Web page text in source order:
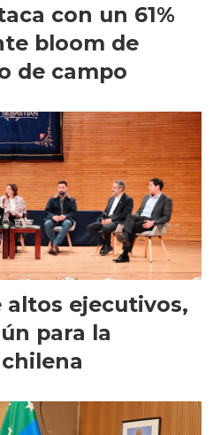
con un 61%
bloom de
de campo
altos ejecutivos,
para la